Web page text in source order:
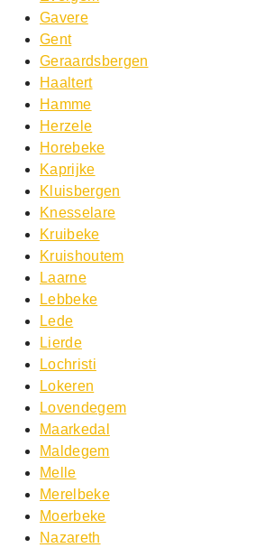
Gavere
Gent
Geraardsbergen
Haaltert
Hamme
Herzele
Horebeke
Kaprijke
Kluisbergen
Knesselare
Kruibeke
Kruishoutem
Laarne
Lebbeke
Lede
Lierde
Lochristi
Lokeren
Lovendegem
Maarkedal
Maldegem
Melle
Merelbeke
Moerbeke
Nazareth